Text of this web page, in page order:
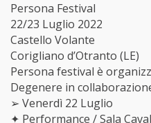
Persona Festival
22/23 Luglio 2022
Castello Volante
Corigliano d’Otranto (LE)
Persona festival è
Degenere in
➢ Venerdì 22 Luglio
✦ Performance / Sala